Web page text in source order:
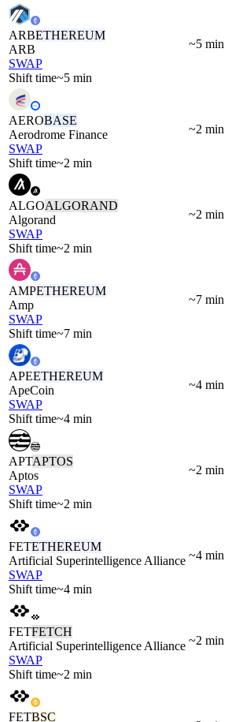
ARBETHEREUM
ARB
SWAP
Shift time~5 min
~5 min
AEROBASE
Aerodrome Finance
SWAP
Shift time~2 min
~2 min
ALGOALGORAND
Algorand
SWAP
Shift time~2 min
~2 min
AMPETHEREUM
Amp
SWAP
Shift time~7 min
~7 min
APEETHEREUM
ApeCoin
SWAP
Shift time~4 min
~4 min
APTAPTOS
Aptos
SWAP
Shift time~2 min
~2 min
FETETHEREUM
Artificial Superintelligence Alliance
SWAP
Shift time~4 min
~4 min
FETFETCH
Artificial Superintelligence Alliance
SWAP
Shift time~2 min
~2 min
FETBSC